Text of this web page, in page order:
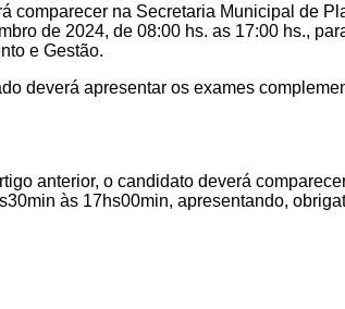
comparecer na Secretaria Municipal de
de 2024, de 08:00 hs. as 17:00 hs.,
e Gestão.
deverá apresentar os exames
anterior, o candidato deverá
às 17hs00min, apresentando,